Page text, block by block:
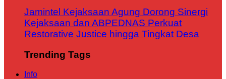
Jamintel Kejaksaan Agung Dorong Sinergi
Kejaksaan dan ABPEDNAS Perkuat
Restorative Justice hingga Tingkat Desa
Trending Tags
Info